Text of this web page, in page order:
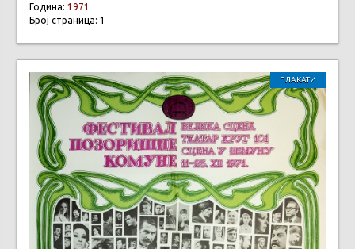
Година: 1971
Број страница: 1
ПЛАКАТИ